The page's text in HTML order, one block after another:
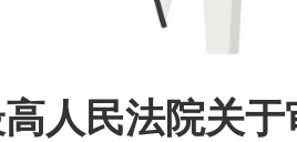
民法院关于